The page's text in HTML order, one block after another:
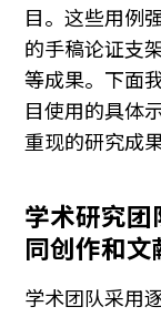
目。这些用例
的手稿论证支
等成果。下面
目使用的具体
重现的研究成果
学术研究
同创作和文
学术团队采用